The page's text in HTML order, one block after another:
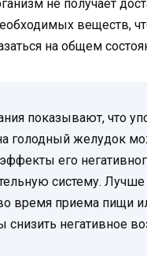
не получает
веществ,
на общем
показывают, что
голодный желудок
его
систему. Лучше
время приема пищи
снизить негативное